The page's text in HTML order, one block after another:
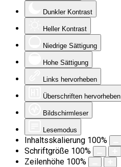
Dunkler Kontrast
Heller Kontrast
Niedrige Sättigung
Hohe Sättigung
Links hervorheben
Überschriften hervorheben
Bildschirmleser
Lesemodus
Inhaltsskalierung 100%
Schriftgröße 100%
Zeilenhöhe 100%